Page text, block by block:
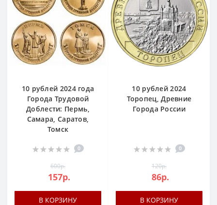
10 рублей 2024 года
Города Трудовой
Доблести: Пермь,
Самара, Саратов,
Томск
0
600р.
157р.
В КОРЗИНУ
10 рублей 2024
Торопец, Древние
Города России
0
120р.
86р.
В КОРЗИНУ